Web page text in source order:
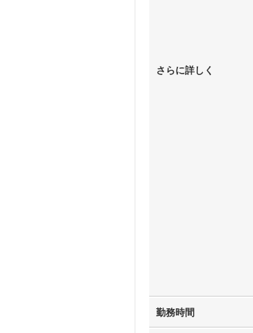
さらに詳しく
勤務時間